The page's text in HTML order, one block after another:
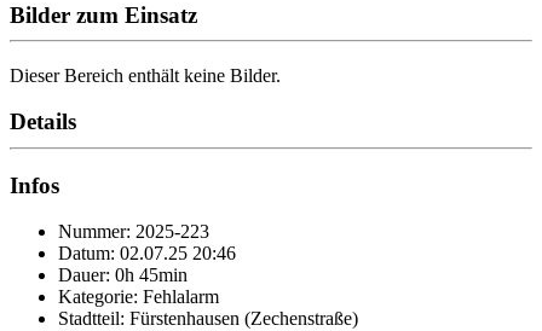
Bilder zum Einsatz
Dieser Bereich enthält keine Bilder.
Details
Infos
Nummer: 2025-223
Datum: 02.07.25 20:46
Dauer: 0h 45min
Kategorie: Fehlalarm
Stadtteil: Fürstenhausen (Zechenstraße)